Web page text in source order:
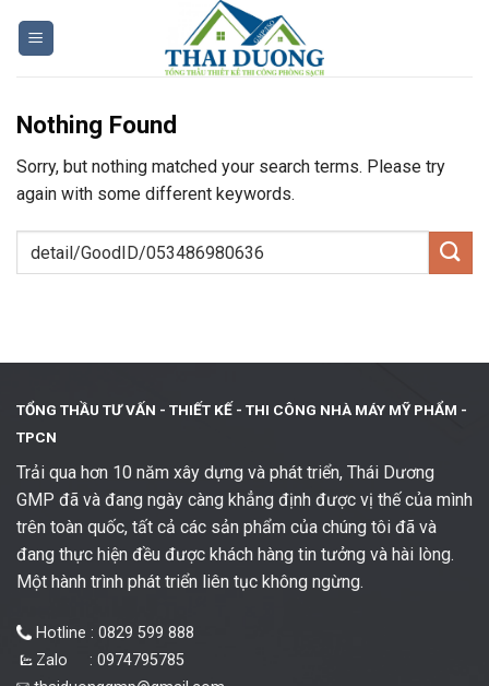
Nothing Found
Sorry, but nothing matched your search terms. Please try
again with some different keywords.
TỔNG THẦU TƯ VẤN - THIẾT KẾ - THI CÔNG NHÀ MÁY MỸ PHẨM -
TPCN
Trải qua hơn 10 năm xây dựng và phát triển, Thái Dương
GMP đã và đang ngày càng khẳng định được vị thế của mình
trên toàn quốc, tất cả các sản phẩm của chúng tôi đã và
đang thực hiện đều được khách hàng tin tưởng và hài lòng.
Một hành trình phát triển liên tục không ngừng.
Hotline : 0829 599 888
Zalo : 0974795785